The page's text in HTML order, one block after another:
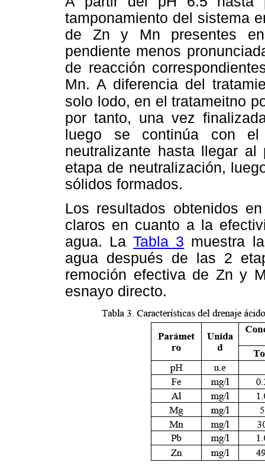
tamponamiento del sistema
de Zn y Mn presentes
pendiente menos
de reacción
Mn. A diferencia del
solo lodo, en el tratameitno
por tanto, una vez
luego se continúa con
neutralizante hasta llegar
etapa de neutralización,
sólidos formados.
Los resultados obtenidos
claros en cuanto a la
agua. LaTabla 3 muestra
agua después de las 2
remoción efectiva de Zn y
esnayo directo.